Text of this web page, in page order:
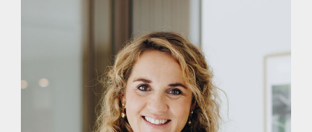
Vrieling Makelaars behartigt de belangen van de verkopende
partij. Ons advies bij het kopen van jouw nieuwe woning is
dan ook om je eigen NVM-aankoopmakelaar mee te nemen.